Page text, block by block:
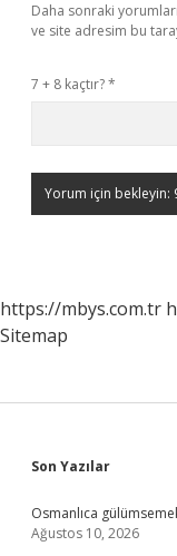
Daha sonraki
ve site adresim bu
7 + 8 kaçtır?*
https://mbys.com.tr
Sitemap
Sidebar
Son Yazılar
Osmanlıca
Ağustos 10, 2026